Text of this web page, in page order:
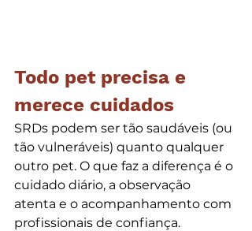
Todo pet precisa e
merece cuidados
SRDs podem ser tão saudáveis (ou
tão vulneráveis) quanto qualquer
outro pet. O que faz a diferença é o
cuidado diário, a observação
atenta e o acompanhamento com
profissionais de confiança.